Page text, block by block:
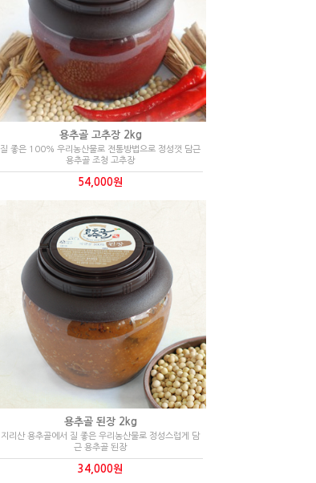
용추골 고추장 2kg
질 좋은 100% 우리농산물로 전통방법으로 정성껏 담근
용추골 조청 고추장
54,000원
용추골 된장 2kg
지리산 용추골에서 질 좋은 우리농산물로 정성스럽게 담
근 용추골 된장
34,000원